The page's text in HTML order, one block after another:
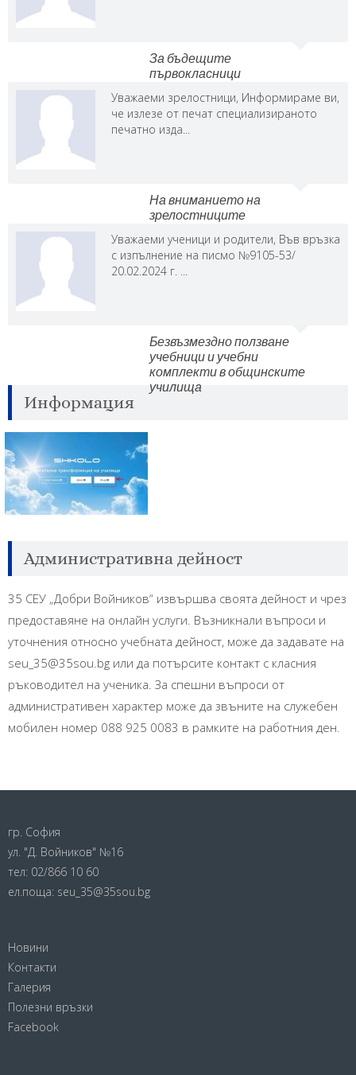
За бъдещите
първокласници
Уважаеми зрелостници, Информираме ви,
че излезе от печат специализираното
печатно изда...
На вниманието на
зрелостниците
Уважаеми ученици и родители, Във връзка
с изпълнение на писмо №9105-53/
20.02.2024 г. ...
Безвъзмездно ползване
учебници и учебни
комплекти в общинските
училища
Информация
Административна дейност
35 СЕУ „Добри Войников“ извършва своята дейност и чрез
предоставяне на онлайн услуги. Възникнали въпроси и
уточнения относно учебната дейност, може да задавате на
seu_35@35sou.bg или да потърсите контакт с класния
ръководител на ученика. За спешни въпроси от
административен характер може да звъните на служебен
мобилен номер 088 925 0083 в рамките на работния ден.
гр. София
ул. "Д. Войников" №16
тел: 02/866 10 60
ел.поща: seu_35@35sou.bg
Новини
Контакти
Галерия
Полезни връзки
Facebook